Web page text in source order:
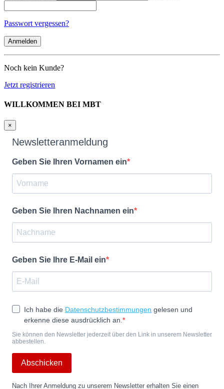
Passwort vergessen?
Noch kein Kunde?
Jetzt registrieren
WILLKOMMEN BEI MBT
×
Newsletteranmeldung
Geben Sie Ihren Vornamen ein
Geben Sie Ihren Nachnamen ein
Geben Sie Ihre E-Mail ein
Ich habe die Datenschutzbestimmungen gelesen und
erkenne diese ausdrücklich an.
Sie können den Newsletter jederzeit über den Link in unserem Newsletter
abbestellen.
Abschicken
Nach Ihrer Anmeldung zu unserem Newsletter erhalten Sie einen